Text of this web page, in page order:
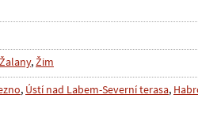
Žalany,Žim
, Ústí nad Labem-Severní terasa,